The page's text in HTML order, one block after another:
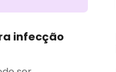
infecção